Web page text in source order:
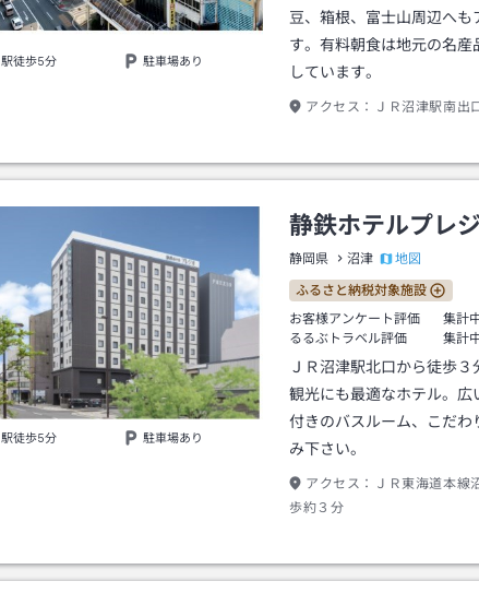
駅徒歩5分 駐車場あり
豆、箱根、富士山周辺へも
す。有料朝食は地元の名産
しています。
アクセス： ＪＲ沼津駅南
駅徒歩5分 駐車場あり
静鉄ホテルプレ
静岡県 沼津 地図
ふるさと納税対象施設
お客様アンケート評価
集計
るるぶトラベル評価
集計
ＪＲ沼津駅北口から徒歩３
観光にも最適なホテル。広
付きのバスルーム、こだわ
み下さい。
アクセス：
ＪＲ東海道本
歩約３分